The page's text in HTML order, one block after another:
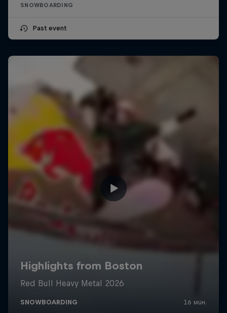
SNOWBOARDING
Past event